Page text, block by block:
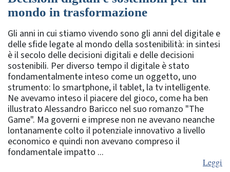
mondo in trasformazione
Gli anni in cui stiamo vivendo sono gli anni del digitale e
delle sfide legate al mondo della sostenibilità: in sintesi
è il secolo delle decisioni digitali e delle decisioni
sostenibili. Per diverso tempo il digitale è stato
fondamentalmente inteso come un oggetto, uno
strumento: lo smartphone, il tablet, la tv intelligente.
Ne avevamo inteso il piacere del gioco, come ha ben
illustrato Alessandro Baricco nel suo romanzo "The
Game". Ma governi e imprese non ne avevano neanche
lontanamente colto il potenziale innovativo a livello
economico e quindi non avevano compreso il
fondamentale impatto ...
Leggi